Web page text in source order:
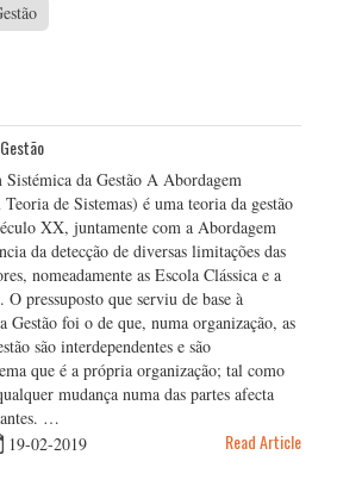
da Gestão A Abordagem
de Sistemas) é uma teoria da gestão
XX, juntamente com a Abordagem
da detecção de diversas limitações das
nomeadamente as Escola Clássica e a
pressuposto que serviu de base à
Gestão foi o de que, numa organização, as
são interdependentes e são
que é a própria organização; tal como
mudança numa das partes afecta
…
19-02-2019 Read Article